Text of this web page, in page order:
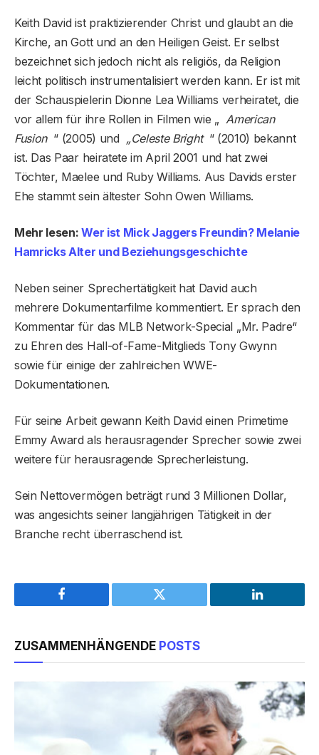
Keith David ist praktizierender Christ und glaubt an die
Kirche, an Gott und an den Heiligen Geist. Er selbst
bezeichnet sich jedoch nicht als religiös, da Religion
leicht politisch instrumentalisiert werden kann. Er ist mit
der Schauspielerin Dionne Lea Williams verheiratet, die
vor allem für ihre Rollen in Filmen wie „ American
Fusion“ (2005) und „Celeste Bright“ (2010) bekannt
ist. Das Paar heiratete im April 2001 und hat zwei
Töchter, Maelee und Ruby Williams. Aus Davids erster
Ehe stammt sein ältester Sohn Owen Williams.
Mehr lesen:Wer ist Mick Jaggers Freundin? Melanie
Hamricks Alter und Beziehungsgeschichte
Neben seiner Sprechertätigkeit hat David auch
mehrere Dokumentarfilme kommentiert. Er sprach den
Kommentar für das MLB Network-Special „Mr. Padre“
zu Ehren des Hall-of-Fame-Mitglieds Tony Gwynn
sowie für einige der zahlreichen WWE-
Dokumentationen.
Für seine Arbeit gewann Keith David einen Primetime
Emmy Award als herausragender Sprecher sowie zwei
weitere für herausragende Sprecherleistung.
Sein Nettovermögen beträgt rund 3 Millionen Dollar,
was angesichts seiner langjährigen Tätigkeit in der
Branche recht überraschend ist.
Facebook Twitter LinkedIn
ZUSAMMENHÄNGENDE POSTS